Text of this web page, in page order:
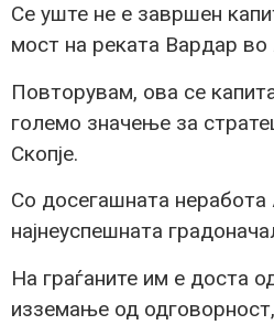
Се уште не е завршен
мост на реката Вардар
Повторувам, ова се
големо значење за
Скопје.
Со досегашната неработа
најнеуспешната
На граѓаните им е доста
изземање од